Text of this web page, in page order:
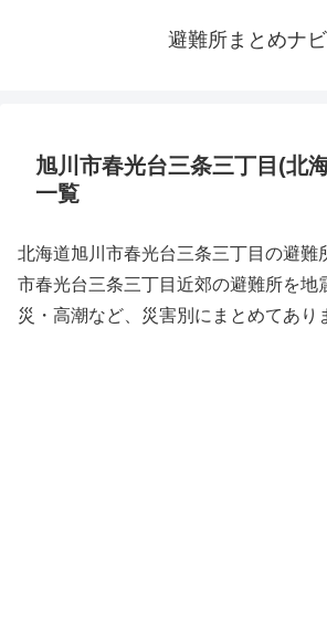
避難所まとめナビ
旭川市春光台三条三丁目(北
一覧
北海道旭川市春光台三条三丁目の避難
市春光台三条三丁目近郊の避難所を地
災・高潮など、災害別にまとめてあり